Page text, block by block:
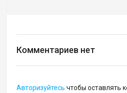
Комментариев нет
Авторизуйтесь чтобы оставлять